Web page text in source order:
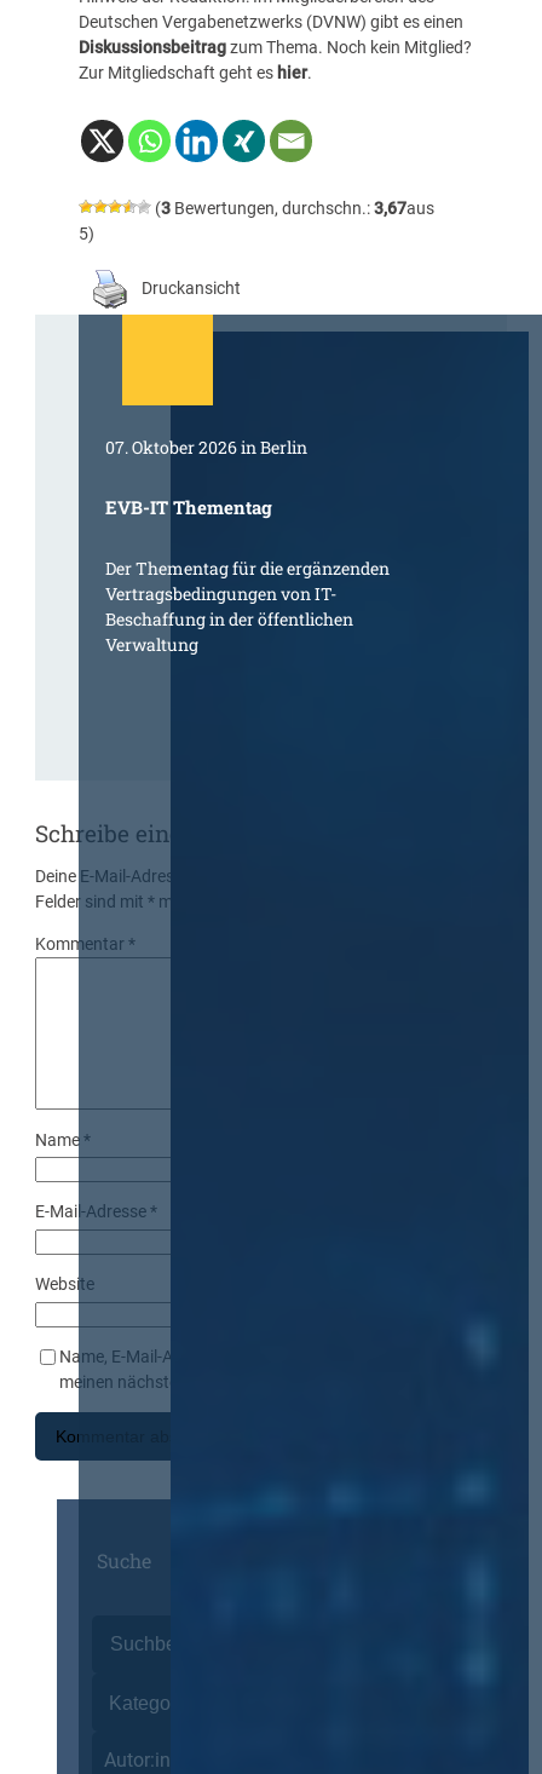
Deutschen Vergabenetzwerks (DVNW) gibt es einen
Diskussionsbeitragzum Thema. Noch kein Mitglied?
Zur Mitgliedschaft geht es hier.
(3Bewertungen, durchschn.:3,67aus
5)
Druckansicht
07. Oktober 2026 in Berlin
EVB-IT Thementag
Der Thementag für die ergänzenden
Vertragsbedingungen von IT-
Beschaffung in der öffentlichen
Verwaltung
Schreibe einen Kommentar
Deine E-Mail-Adresse wird nicht veröffentlicht.
Felder sind mit* markiert
Kommentar*
Name*
E-Mail-Adresse*
Website
Name, E-Mail-Adresse und Website in diesem Browser für
meinen nächsten Kommentar speichern.
Suche
Autor:innen